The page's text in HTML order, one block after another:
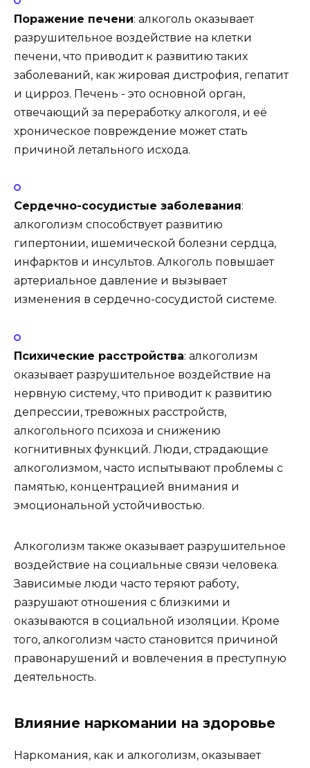
Поражение печени: алкоголь оказывает
разрушительное воздействие на клетки
печени, что приводит к развитию таких
заболеваний, как жировая дистрофия, гепатит
и цирроз. Печень - это основной орган,
отвечающий за переработку алкоголя, и её
хроническое повреждение может стать
причиной летального исхода.
Сердечно-сосудистые заболевания:
алкоголизм способствует развитию
гипертонии, ишемической болезни сердца,
инфарктов и инсультов. Алкоголь повышает
артериальное давление и вызывает
изменения в сердечно-сосудистой системе.
Психические расстройства: алкоголизм
оказывает разрушительное воздействие на
нервную систему, что приводит к развитию
депрессии, тревожных расстройств,
алкогольного психоза и снижению
когнитивных функций. Люди, страдающие
алкоголизмом, часто испытывают проблемы с
памятью, концентрацией внимания и
эмоциональной устойчивостью.
Алкоголизм также оказывает разрушительное
воздействие на социальные связи человека.
Зависимые люди часто теряют работу,
разрушают отношения с близкими и
оказываются в социальной изоляции. Кроме
того, алкоголизм часто становится причиной
правонарушений и вовлечения в преступную
деятельность.
Влияние наркомании на здоровье
Наркомания, как и алкоголизм, оказывает